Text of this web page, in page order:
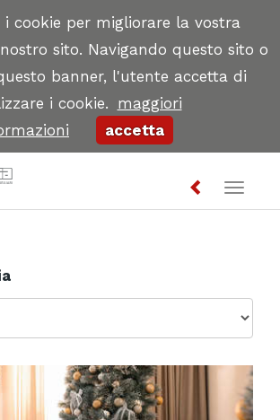
i cookie per migliorare la vostra
sito. Navigando questo sito o
banner, l'utente accetta di
i cookie. maggiori
accetta
Toggle